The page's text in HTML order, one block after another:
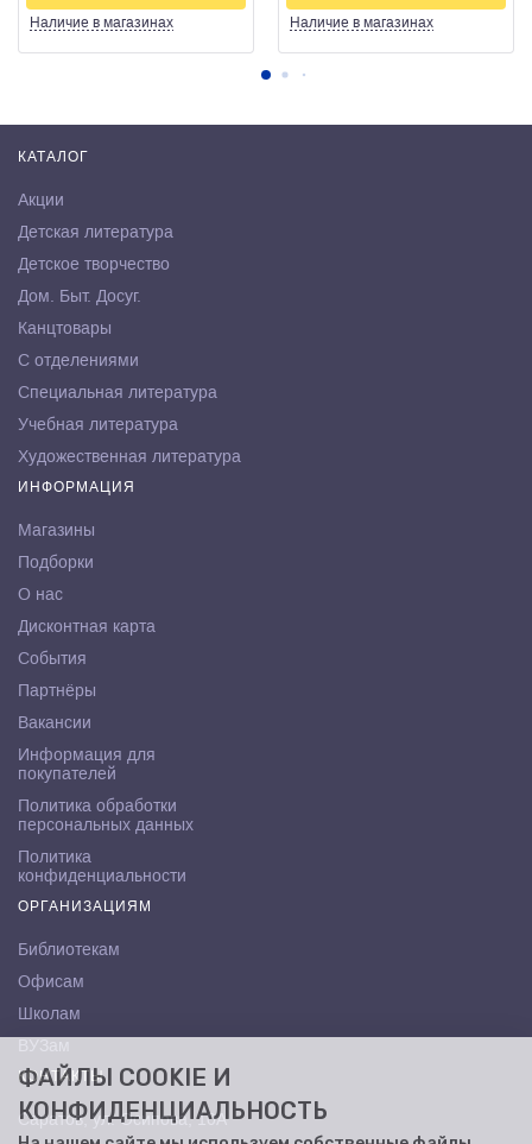
Наличие в магазинах Наличие в магазинах
КАТАЛОГ
Акции
Детская литература
Детское творчество
Дом. Быт. Досуг.
Канцтовары
С отделениями
Специальная литература
Учебная литература
Художественная литература
ИНФОРМАЦИЯ
Магазины
Подборки
О нас
Дисконтная карта
События
Партнёры
Вакансии
Информация для
покупателей
Политика обработки
персональных данных
Политика
конфиденциальности
ОРГАНИЗАЦИЯМ
Библиотекам
Офисам
Школам
КОНТАКТЫ
Саратов, ул. Осипова, 10А
ФАЙЛЫ COOKIE И
КОНФИДЕНЦИАЛЬНОСТЬ